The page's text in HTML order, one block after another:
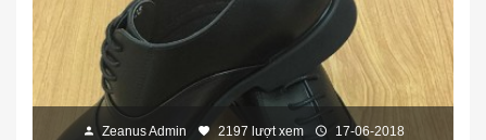
Zeanus Admin 2197 lượt xem 17-06-2018